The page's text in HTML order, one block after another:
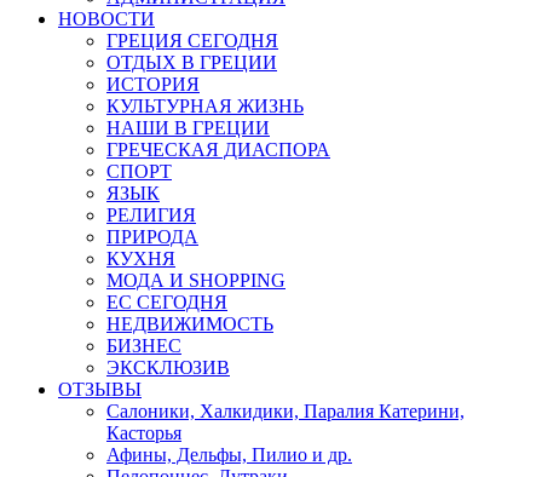
НОВОСТИ
ГРЕЦИЯ СЕГОДНЯ
ОТДЫХ В ГРЕЦИИ
ИСТОРИЯ
КУЛЬТУРНАЯ ЖИЗНЬ
НАШИ В ГРЕЦИИ
ГРЕЧЕСКАЯ ДИАСПОРА
СПОРТ
ЯЗЫК
РЕЛИГИЯ
ПРИРОДА
КУХНЯ
МОДА И SHOPPING
ЕС СЕГОДНЯ
НЕДВИЖИМОСТЬ
БИЗНЕС
ЭКСКЛЮЗИВ
ОТЗЫВЫ
Салоники, Халкидики, Паралия Катерини,
Касторья
Афины, Дельфы, Пилио и др.